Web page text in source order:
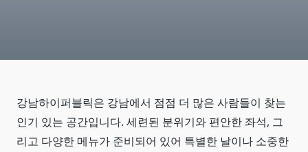
강남하이퍼블릭은 강남에서 점점 더 많은 사람들이 찾는
인기 있는 공간입니다. 세련된 분위기와 편안한 좌석, 그
리고 다양한 메뉴가 준비되어 있어 특별한 날이나 소중한